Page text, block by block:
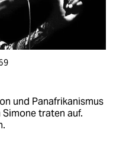
und Panafrikanismus
traten auf.